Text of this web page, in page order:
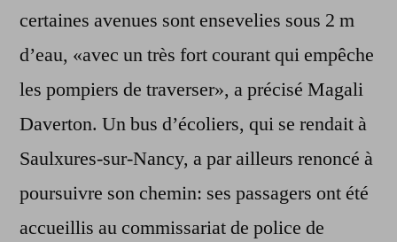
certaines avenues sont ensevelies sous 2 m
d’eau, «avec un très fort courant qui empêche
les pompiers de traverser», a précisé Magali
Daverton. Un bus d’écoliers, qui se rendait à
Saulxures-sur-Nancy, a par ailleurs renoncé à
poursuivre son chemin: ses passagers ont été
accueillis au commissariat de police de